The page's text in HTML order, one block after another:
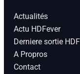
Actualités
Actu HDFever
Derniere sortie
A Propros
Contact